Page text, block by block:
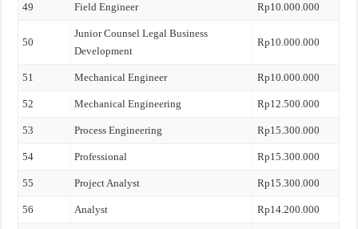
49 Field Engineer Rp10.000.000
50
Junior Counsel Legal Business
Development
Rp10.000.000
51 Mechanical Engineer Rp10.000.000
52 Mechanical Engineering Rp12.500.000
53 Process Engineering Rp15.300.000
54 Professional Rp15.300.000
55 Project Analyst Rp15.300.000
56 Analyst Rp14.200.000